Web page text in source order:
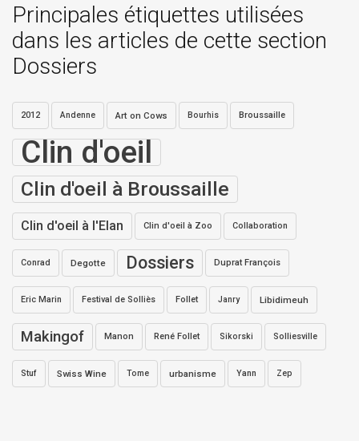
Principales étiquettes utilisées
dans les articles de cette section
Dossiers
2012 Andenne Art on Cows Bourhis Broussaille
Clin d'oeil
Clin d'oeil à Broussaille
Clin d'oeil à l'Elan Clin d'oeil à Zoo Collaboration
Conrad Degotte Dossiers Duprat François
Eric Marin Festival de Solliès Follet Janry Libidimeuh
Makingof Manon René Follet Sikorski Solliesville
Stuf Swiss Wine Tome urbanisme Yann Zep